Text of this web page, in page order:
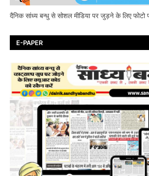
दैनिक सांध्य बन्धु से सोशल मीडिया पर जुड़ने के लिए फोटो
E-PAPER